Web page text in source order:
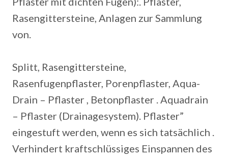
Rasengittersteine, Anlagen zur Sammlung
von.
Splitt, Rasengittersteine,
Rasenfugenpflaster, Porenpflaster, Aqua-
Drain – Pflaster , Betonpflaster . Aquadrain
– Pflaster (Drainagesystem). Pflaster”
eingestuft werden, wenn es sich tatsächlich .
Verhindert kraftschlüssiges Einspannen des